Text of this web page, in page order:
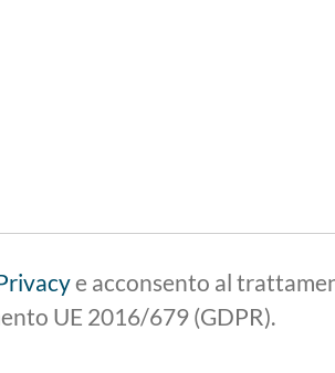
e acconsento al
UE 2016/679 (GDPR).